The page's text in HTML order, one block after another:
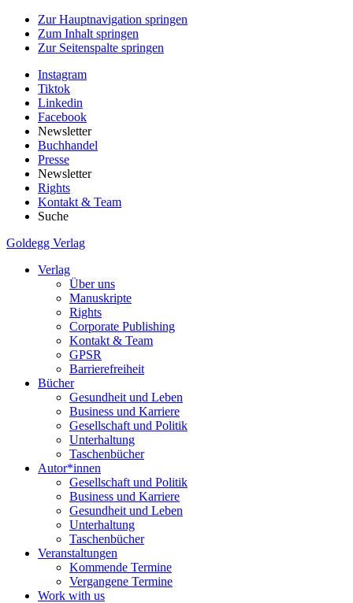
Zur Hauptnavigation springen
Zum Inhalt springen
Zur Seitenspalte springen
Instagram
Tiktok
Linkedin
Facebook
Newsletter
Buchhandel
Presse
Newsletter
Rights
Kontakt & Team
Suche
Goldegg Verlag
Verlag
Über uns
Manuskripte
Rights
Corporate Publishing
Kontakt & Team
GPSR
Barrierefreiheit
Bücher
Gesundheit und Leben
Business und Karriere
Gesellschaft und Politik
Unterhaltung
Taschenbücher
Autor*innen
Gesellschaft und Politik
Business und Karriere
Gesundheit und Leben
Unterhaltung
Taschenbücher
Veranstaltungen
Kommende Termine
Vergangene Termine
Work with us